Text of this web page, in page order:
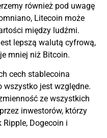
również pod uwagę
Litecoin może
między ludźmi.
lepszą walutą cyfrową,
mniej niż Bitcoin.
cech stablecoina
wszystko jest względne.
ze wszystkich
inwestorów, którzy
Ripple, Dogecoin i